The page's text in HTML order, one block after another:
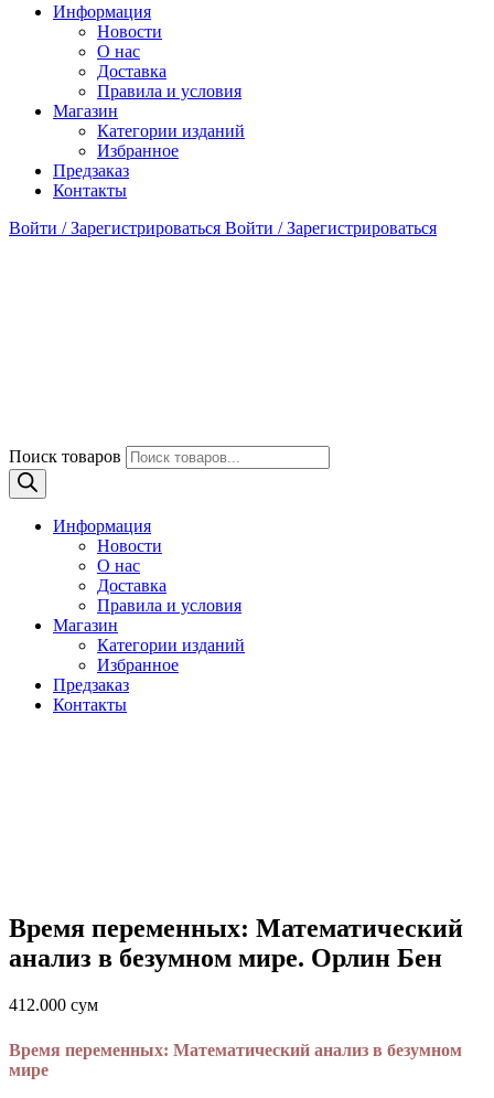
Информация
Новости
О нас
Доставка
Правила и условия
Магазин
Категории изданий
Избранное
Предзаказ
Контакты
Войти / Зарегистрироваться Войти / Зарегистрироваться
Поиск товаров
Информация
Новости
О нас
Доставка
Правила и условия
Магазин
Категории изданий
Избранное
Предзаказ
Контакты
Время переменных: Математический
анализ в безумном мире. Орлин Бен
412.000 сум
Время переменных: Математический анализ в безумном
мире